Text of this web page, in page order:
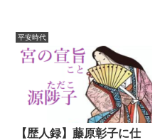
平安時代
【歴人録】藤原彰子に仕